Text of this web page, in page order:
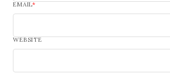
EMAIL*
WEBSITE